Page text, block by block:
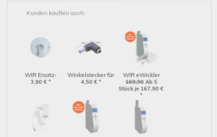
Kunden kauften auch:
WIR Ersatz-
Saugnapf für
3,90 € *
Winkelstecker für
WIR Akku-
4,50 € *
WIR eWickler
eW320-M Akku-
Gurtwickler
Comfort Aufputz
für 12-15 mm
Gurtband inkl.
Netzteil
169,90Ab 5
Stück je 167,90 €
*